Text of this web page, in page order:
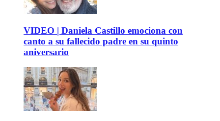
VIDEO | Daniela Castillo emociona con
canto a su fallecido padre en su quinto
aniversario